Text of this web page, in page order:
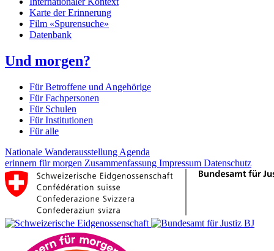
Karte der Erinnerung
Film «Spurensuche»
Datenbank
Und morgen?
Für Betroffene und Angehörige
Für Fachpersonen
Für Schulen
Für Institutionen
Für alle
Nationale Wanderausstellung Agenda
erinnern für morgen Zusammenfassung Impressum Datenschutz